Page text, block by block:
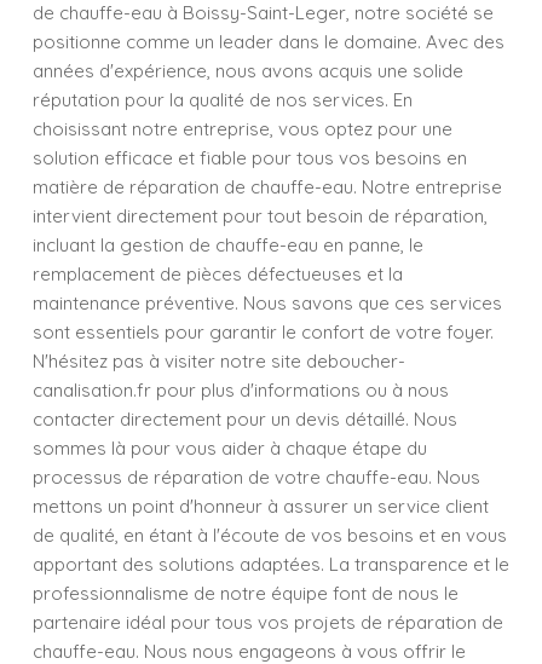
de chauffe-eau à Boissy-Saint-Leger, notre société se
positionne comme un leader dans le domaine. Avec des
années d'expérience, nous avons acquis une solide
réputation pour la qualité de nos services. En
choisissant notre entreprise, vous optez pour une
solution efficace et fiable pour tous vos besoins en
matière de réparation de chauffe-eau. Notre entreprise
intervient directement pour tout besoin de réparation,
incluant la gestion de chauffe-eau en panne, le
remplacement de pièces défectueuses et la
maintenance préventive. Nous savons que ces services
sont essentiels pour garantir le confort de votre foyer.
N'hésitez pas à visiter notre site deboucher-
canalisation.fr pour plus d'informations ou à nous
contacter directement pour un devis détaillé. Nous
sommes là pour vous aider à chaque étape du
processus de réparation de votre chauffe-eau. Nous
mettons un point d'honneur à assurer un service client
de qualité, en étant à l'écoute de vos besoins et en vous
apportant des solutions adaptées. La transparence et le
professionnalisme de notre équipe font de nous le
partenaire idéal pour tous vos projets de réparation de
chauffe-eau. Nous nous engageons à vous offrir le